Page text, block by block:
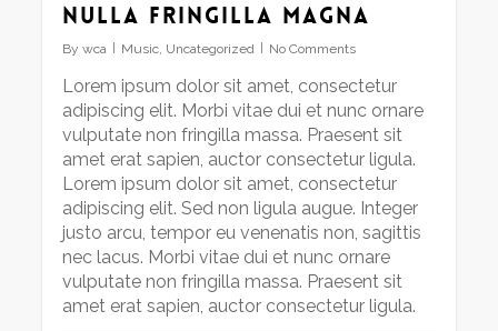
Nulla fringilla magna
By wca Music, Uncategorized No Comments
Lorem ipsum dolor sit amet, consectetur
adipiscing elit. Morbi vitae dui et nunc ornare
vulputate non fringilla massa. Praesent sit
amet erat sapien, auctor consectetur ligula.
Lorem ipsum dolor sit amet, consectetur
adipiscing elit. Sed non ligula augue. Integer
justo arcu, tempor eu venenatis non, sagittis
nec lacus. Morbi vitae dui et nunc ornare
vulputate non fringilla massa. Praesent sit
amet erat sapien, auctor consectetur ligula.